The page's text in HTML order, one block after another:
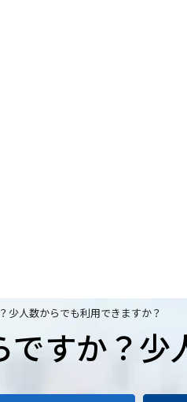
少人数からでも利用できますか？
すか？少